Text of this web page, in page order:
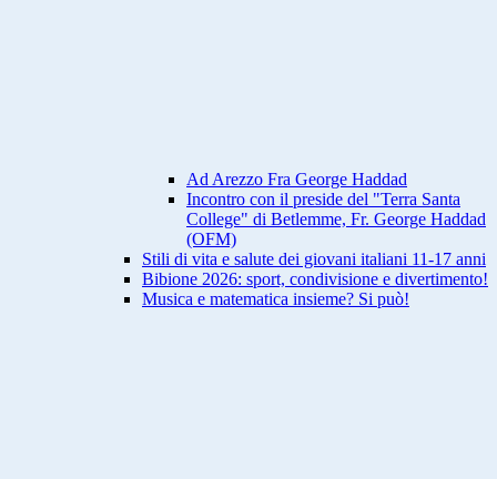
Ad Arezzo Fra George Haddad
Incontro con il preside del "Terra Santa
College" di Betlemme, Fr. George Haddad
(OFM)
Stili di vita e salute dei giovani italiani 11-17 anni
Bibione 2026: sport, condivisione e divertimento!
Musica e matematica insieme? Si può!